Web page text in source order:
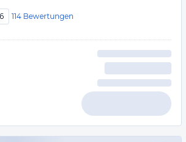
114 Bewertungen